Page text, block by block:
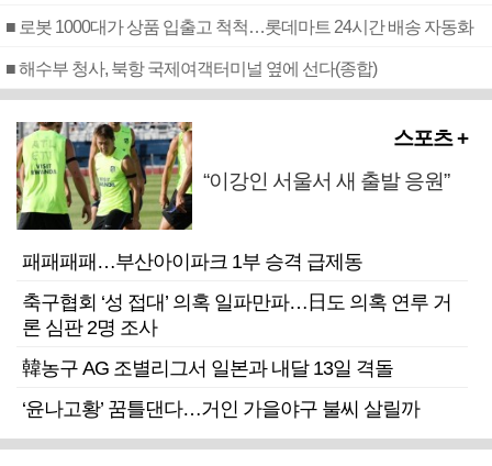
■ 로봇 1000대가 상품 입출고 척척…롯데마트 24시간 배송 자동화
■ 해수부 청사, 북항 국제여객터미널 옆에 선다(종합)
스포츠 +
“이강인 서울서 새 출발 응원”
패패패패…부산아이파크 1부 승격 급제동
축구협회 ‘성 접대’ 의혹 일파만파…日도 의혹 연루 거
론 심판 2명 조사
韓농구 AG 조별리그서 일본과 내달 13일 격돌
‘윤나고황’ 꿈틀댄다…거인 가을야구 불씨 살릴까